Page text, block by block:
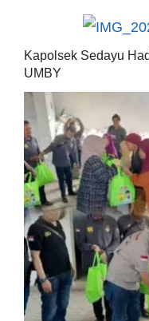
Kapolsek Sedayu
UMBY